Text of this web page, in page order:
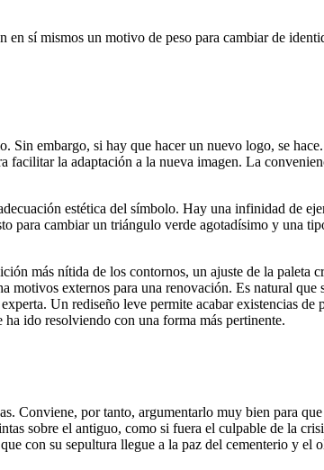
sí mismos un motivo de peso para cambiar de
embargo, si hay que hacer un nuevo logo, se
la adaptación a la nueva imagen. La
estética del símbolo. Hay una infinidad de
para cambiar un triángulo verde agotadísimo y una
más nítida de los contornos, un ajuste de la
externos para una renovación. Es natural
Un rediseño leve permite acabar existencias
ido resolviendo con una forma más pertinente.
Conviene, por tanto, argumentarlo muy bien para
sobre el antiguo, como si fuera el culpable de la
con su sepultura llegue a la paz del cementerio y el